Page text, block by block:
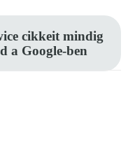
cikkeit mindig
a Google-ben